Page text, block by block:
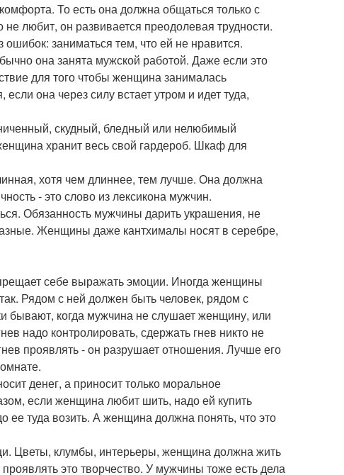
То есть она должна общаться только с
любит, он развивается преодолевая трудности.
заниматься тем, что ей не нравится.
она занята мужской работой. Даже если это
для того чтобы женщина занималась
она через силу встает утром и идет туда,
скудный, бледный или нелюбимый
хранит весь свой гардероб. Шкаф для
хотя чем длиннее, тем лучше. Она должна
- это слово из лексикона мужчин.
Обязанность мужчины дарить украшения, не
Женщины даже кантхималы носят в серебре,
себе выражать эмоции. Иногда женщины
Рядом с ней должен быть человек, рядом с
бывают, когда мужчина не слушает женщину, или
надо контролировать, сдержать гнев никто не
проявлять - он разрушает отношения. Лучше его
денег, а приносит только моральное
если женщина любит шить, надо ей купить
туда возить. А женщина должна понять, что это
Цветы, клумбы, интерьеры, женщина должна жить
это творчество. У мужчины тоже есть дела